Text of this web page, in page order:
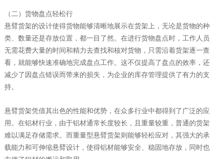
（二）货物盘点轻松行
悬臂货架的设计使得货物能够清晰地展示在货架上，无论是货物的种
类、数量还是存放位置，都一目了然。在进行货物盘点时，工作人员
无需花费大量的时间和精力去查找和核对货物，只需沿着货架逐一查
看，就能够快速准确地完成盘点工作。这不仅提高了盘点的效率，还
减少了因盘点错误而带来的损失，为企业的库存管理提供了有力的支
持。
悬臂货架凭借其出色的性能和优势，在众多行业中都得到了广泛的应
用。在铝材行业，由于铝材通常长度较长，且重量较重，普通的货架
难以满足存储需求。而重量型悬臂货架则能够轻松应对，其强大的承
载能力和可伸缩悬臂设计，使得铝材能够安全、稳固地存放，同时也